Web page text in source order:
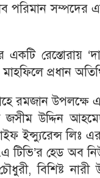
পরিমান সম্পদের
রেস্তোরায়
প্রধান
রমজান
জসীম উদ্দিন
ইন্স্যুরেন্স লিঃ
টিভি’র হেড অব
বিশিষ্ট